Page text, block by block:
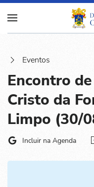
Eventos
Encontro
Cristo da
Limpo (30/
Incluir na Agenda